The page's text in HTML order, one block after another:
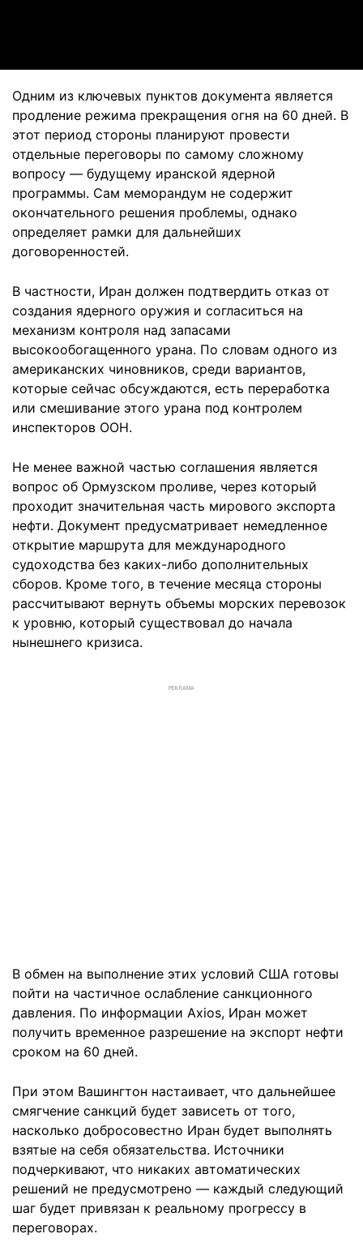
Одним из ключевых пунктов документа является
продление режима прекращения огня на 60 дней. В
этот период стороны планируют провести
отдельные переговоры по самому сложному
вопросу — будущему иранской ядерной
программы. Сам меморандум не содержит
окончательного решения проблемы, однако
определяет рамки для дальнейших
договоренностей.
В частности, Иран должен подтвердить отказ от
создания ядерного оружия и согласиться на
механизм контроля над запасами
высокообогащенного урана. По словам одного из
американских чиновников, среди вариантов,
которые сейчас обсуждаются, есть переработка
или смешивание этого урана под контролем
инспекторов ООН.
Не менее важной частью соглашения является
вопрос об Ормузском проливе, через который
проходит значительная часть мирового экспорта
нефти. Документ предусматривает немедленное
открытие маршрута для международного
судоходства без каких-либо дополнительных
сборов. Кроме того, в течение месяца стороны
рассчитывают вернуть объемы морских перевозок
к уровню, который существовал до начала
нынешнего кризиса.
РЕКЛАМА
В обмен на выполнение этих условий США готовы
пойти на частичное ослабление санкционного
давления. По информации Axios, Иран может
получить временное разрешение на экспорт нефти
сроком на 60 дней.
При этом Вашингтон настаивает, что дальнейшее
смягчение санкций будет зависеть от того,
насколько добросовестно Иран будет выполнять
взятые на себя обязательства. Источники
подчеркивают, что никаких автоматических
решений не предусмотрено — каждый следующий
шаг будет привязан к реальному прогрессу в
переговорах.